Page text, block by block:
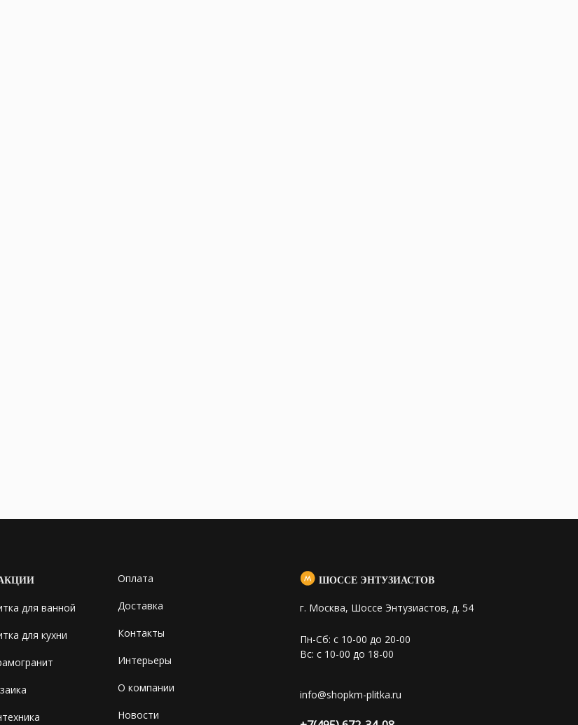
для ванной
для кухни
Оплата
Доставка
Контакты
Интерьеры
О компании
Новости
ШОССЕ ЭНТУЗИАСТОВ
г. Москва, Шоссе Энтузиастов, д. 54
Пн-Сб: с 10-00 до 20-00
Вс: с 10-00 до 18-00
info@shopkm-plitka.ru